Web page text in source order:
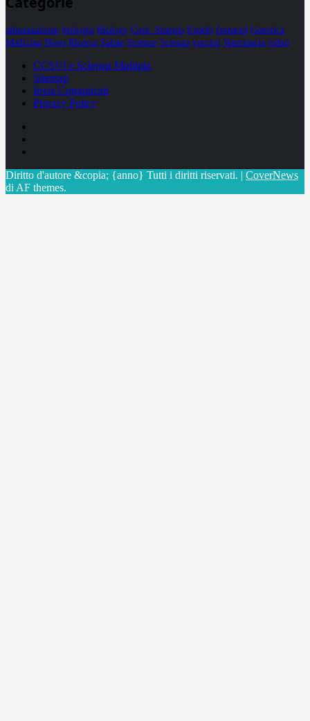
alimentazione biologia Biology Com. Stampa Epatiti featured Genetica
Medicina News Ricerca Salute Science Scienza vaccini Veterinaria video
CCSVI e Sclerosi Multipla
Sitemap
Invia Comunicati
Privacy Policy
Diritto d'autore &copia; {anno} Tutti i diritti riservati. | CoverNews
di AF themes.